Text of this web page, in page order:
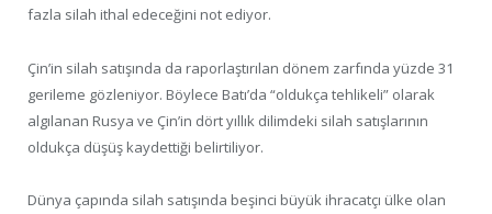
fazla silah ithal edeceğini not ediyor.
Çin’in silah satışında da raporlaştırılan dönem zarfında yüzde 31
gerileme gözleniyor. Böylece Batı’da “oldukça tehlikeli” olarak
algılanan Rusya ve Çin’in dört yıllık dilimdeki silah satışlarının
oldukça düşüş kaydettiği belirtiliyor.
Dünya çapında silah satışında beşinci büyük ihracatçı ülke olan